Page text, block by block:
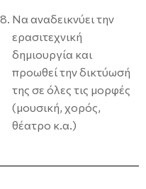
Να αναδεικνύει την
ερασιτεχνική
δημιουργία και
προωθεί την δικτύωσή
της σε όλες τις μορφές
(μουσική, χορός,
θέατρο κ.α.)